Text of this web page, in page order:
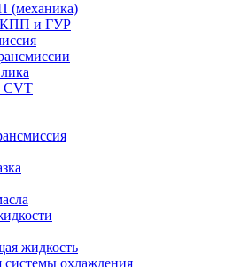
и ГУР
CVT
жидкость
системы охлаждения